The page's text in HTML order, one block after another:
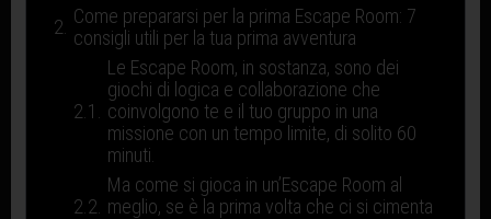
Come prepararsi per la prima Escape Room: 7
consigli utili per la tua prima avventura
Le Escape Room, in sostanza, sono dei
giochi di logica e collaborazione che
coinvolgono te e il tuo gruppo in una
missione con un tempo limite, di solito 60
minuti.
Ma come si gioca in un’Escape Room al
meglio, se è la prima volta che ci si cimenta